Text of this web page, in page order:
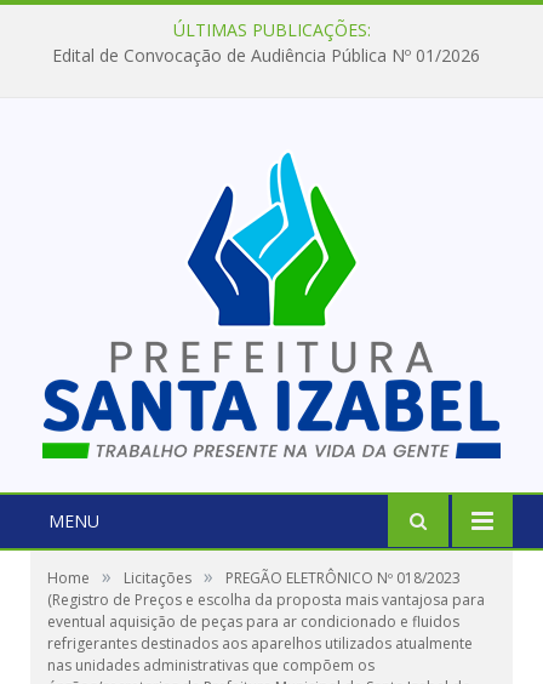
ÚLTIMAS PUBLICAÇÕES:
Edital de Convocação de Audiência Pública Nº 01/2026
MENU
Home » Licitações »
PREGÃO ELETRÔNICO Nº 018/2023
(Registro de Preços e escolha da proposta mais vantajosa para
eventual aquisição de peças para ar condicionado e fluidos
refrigerantes destinados aos aparelhos utilizados atualmente
nas unidades administrativas que compõem os